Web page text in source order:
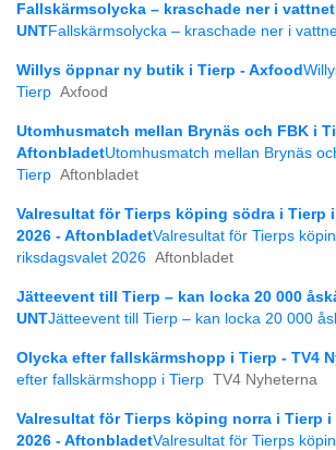
Fallskärmsolycka – kraschade ner i
UNTFallskärmsolycka – kraschade ner i
Willys öppnar ny butik i Tierp - Axfood
Tierp Axfood
Utomhusmatch mellan Brynäs och FBK i
AftonbladetUtomhusmatch mellan Brynäs
Tierp Aftonbladet
Valresultat för Tierps köping södra i Tierp
2026 - AftonbladetValresultat för Tierps
riksdagsvalet 2026 Aftonbladet
Jätteevent till Tierp – kan locka 20 000
UNTJätteevent till Tierp – kan locka 20 000
Olycka efter fallskärmshopp i Tierp - TV4
efter fallskärmshopp i Tierp TV4 Nyheterna
Valresultat för Tierps köping norra i Tierp
2026 - AftonbladetValresultat för Tierps